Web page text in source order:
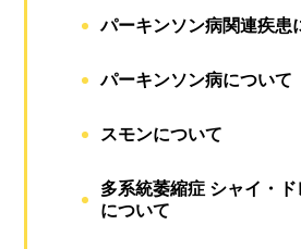
パーキンソン病関連疾患
パーキンソン病について
スモンについて
多系統萎縮症 シャイ・
について